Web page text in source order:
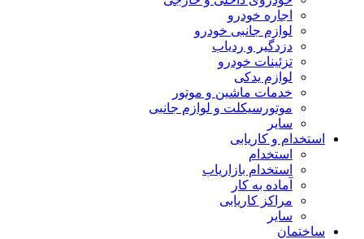
اجاره خودرو
لوازم جانبی خودرو
دزدگیر و ردیاب
تزئینات خودرو
لوازم یدکی
خدمات ماشین و موتور
موتورسیکلت و لوازم جانبی
سایر
استخدام و کاریابی
استخدام
استخدام بازاریاب
آماده به کار
مراکز کاریابی
سایر
ساختمان